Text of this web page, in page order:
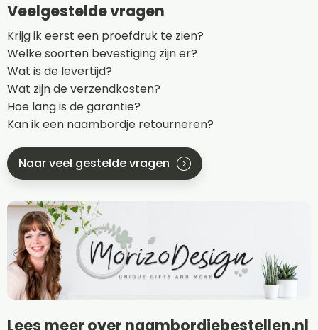
Veelgestelde vragen
Krijg ik eerst een proefdruk te zien?
Welke soorten bevestiging zijn er?
Wat is de levertijd?
Wat zijn de verzendkosten?
Hoe lang is de garantie?
Kan ik een naambordje retourneren?
Naar veel gestelde vragen
Lees meer over naambordjebestellen.nl